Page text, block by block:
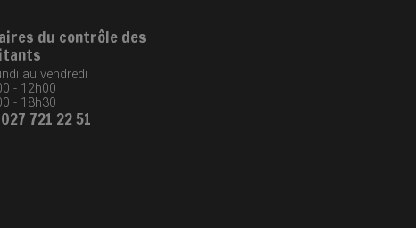
du contrôle des
au vendredi
- 12h00
- 18h30
721 22 51